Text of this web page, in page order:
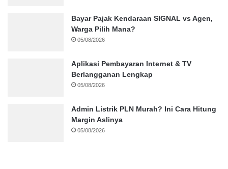
Bayar Pajak Kendaraan SIGNAL vs Agen,
Warga Pilih Mana?
05/08/2026
Aplikasi Pembayaran Internet & TV
Berlangganan Lengkap
05/08/2026
Admin Listrik PLN Murah? Ini Cara Hitung
Margin Aslinya
05/08/2026